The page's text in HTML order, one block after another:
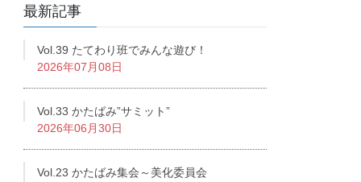
最新記事
Vol.39 たてわり班でみんな遊び！
2026年07月08日
Vol.33 かたばみ”サミット”
2026年06月30日
Vol.23 かたばみ集会～美化委員会